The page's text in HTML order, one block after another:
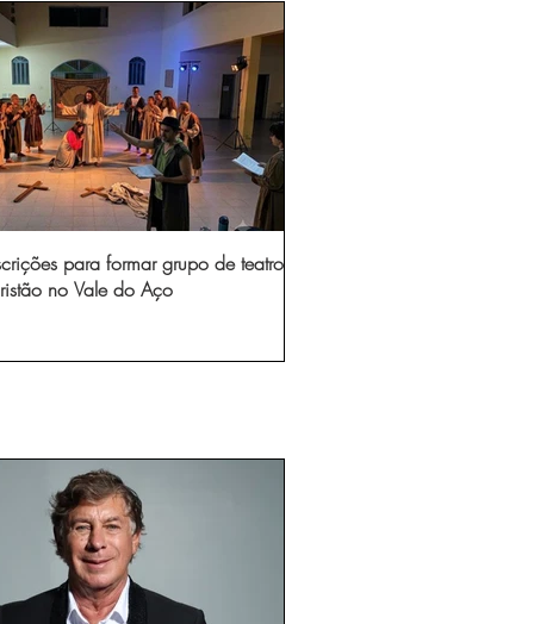
por ano pelas vias de Timóteo
para formar grupo de teatro
no Vale do Aço